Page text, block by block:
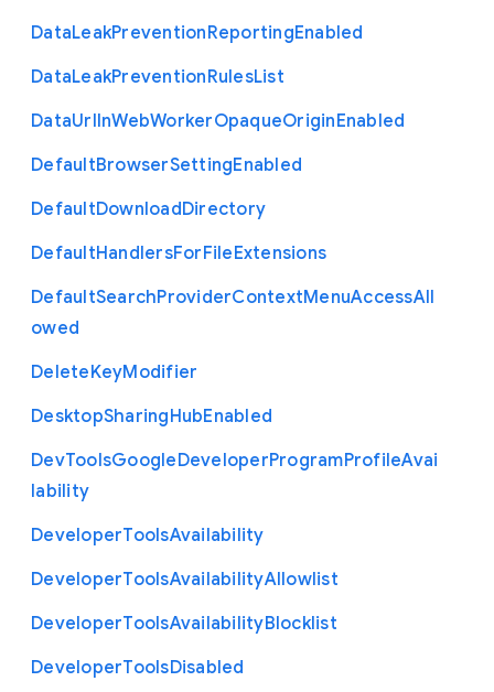
DataLeakPreventionReportingEnabled
DataLeakPreventionRulesList
DataUrlInWebWorkerOpaqueOriginEnabled
DefaultBrowserSettingEnabled
DefaultDownloadDirectory
DefaultHandlersForFileExtensions
DefaultSearchProviderContextMenuAccessAll
owed
DeleteKeyModifier
DesktopSharingHubEnabled
DevToolsGoogleDeveloperProgramProfileAvai
lability
DeveloperToolsAvailability
DeveloperToolsAvailabilityAllowlist
DeveloperToolsAvailabilityBlocklist
DeveloperToolsDisabled